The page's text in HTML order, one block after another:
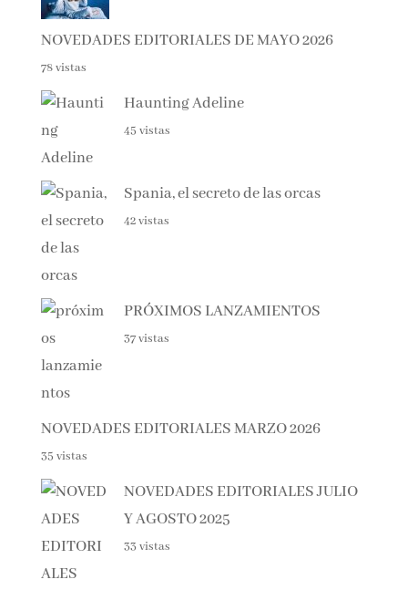
NOVEDADES EDITORIALES DE MAYO 2026
78 vistas
Haunting Adeline
45 vistas
Spania, el secreto de las orcas
42 vistas
PRÓXIMOS LANZAMIENTOS
37 vistas
NOVEDADES EDITORIALES MARZO 2026
35 vistas
NOVEDADES EDITORIALES JULIO
Y AGOSTO 2025
33 vistas